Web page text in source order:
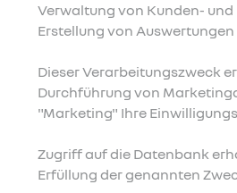
Verwaltung von Kunden-
Erstellung von
Dieser Verarbeitungszweck
Durchführung von
"Marketing" Ihre
Zugriff auf die Datenbank
Erfüllung der genannten